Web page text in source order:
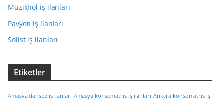
Müzikhol iş ilanları
Pavyon iş ilanları
Solist iş ilanları
Etiketler
Amasya dansöz iş ilanları Amasya konsomatris iş ilanları Ankara konsomatris iş